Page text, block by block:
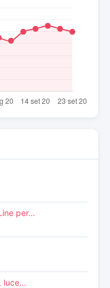
per…
luce…